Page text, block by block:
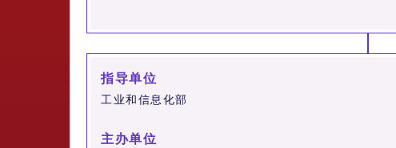
指导单位
工业和信息化部
主办单位